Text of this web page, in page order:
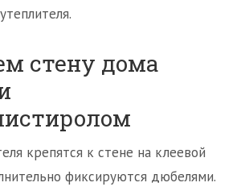
стену дома
крепятся к стене на клеевой
фиксируются дюбелями.